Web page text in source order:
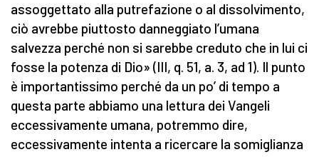
assoggettato alla putrefazione o al dissolvimento,
ciò avrebbe piuttosto danneggiato l’umana
salvezza perché non si sarebbe creduto che in lui ci
fosse la potenza di Dio» (III, q. 51, a. 3, ad 1). Il punto
è importantissimo perché da un po’ di tempo a
questa parte abbiamo una lettura dei Vangeli
eccessivamente umana, potremmo dire,
eccessivamente intenta a ricercare la somiglianza